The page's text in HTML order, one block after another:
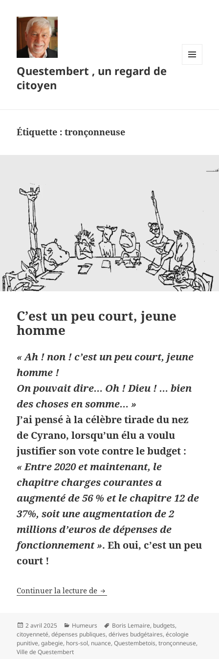
Questembert , un regard de
citoyen
Étiquette :tronçonneuse
C’est un peu court, jeune
homme
« Ah ! non ! c’est un peu court, jeune
homme !
On pouvait dire… Oh ! Dieu ! … bien
des choses en somme… »
J’ai pensé à la célèbre tirade du nez
de Cyrano, lorsqu’un élu a voulu
justifier son vote contre le budget :
« Entre 2020 et maintenant, le
chapitre charges courantes a
augmenté de 56 % et le chapitre 12 de
37%, soit une augmentation de 2
millions d’euros de dépenses de
fonctionnement ». Eh oui, c’est un peu
court !
Continuer la lecture de C’est un peu court, jeune homme
Publié
le
2 avril 2025 Catégories
Humeurs
Mots-
clés
Boris Lemaire, budgets,
citoyenneté,dépenses publiques,dérives budgétaires,écologie
punitive,gabegie, hors-sol, nuance,Questembetois,tronçonneuse,
Ville de Questembert